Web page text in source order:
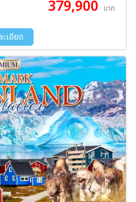
379,900 บาท
เอียด